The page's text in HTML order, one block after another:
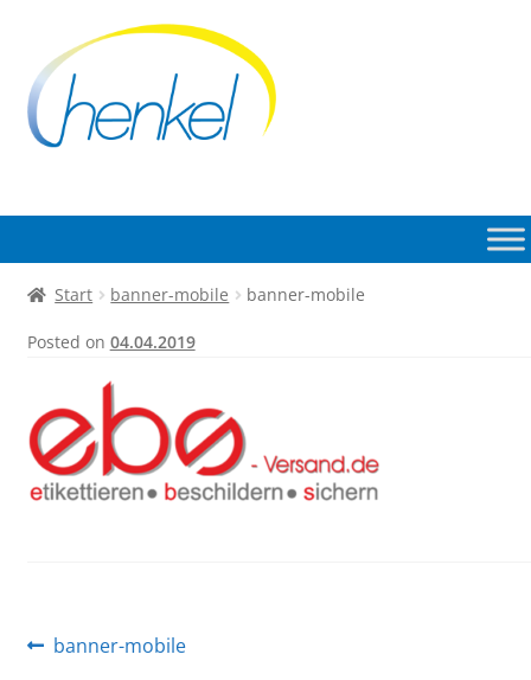
Navigation
springen
Inhalt
springen
Start banner-mobile banner-mobile
Posted on 04.04.2019
Beitragsnavigation
Vorheriger
banner-mobile